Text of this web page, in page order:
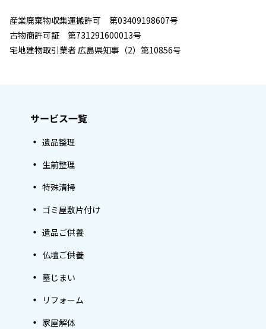
産業廃棄物収集運搬許可 第03409198607号
古物商許可証 第731291600013号
宅地建物取引業者 広島県知事（2）第10856号
サービス一覧
遺品整理
生前整理
特殊清掃
ゴミ屋敷片付け
遺品ご供養
仏壇ご供養
墓じまい
リフォーム
家屋解体